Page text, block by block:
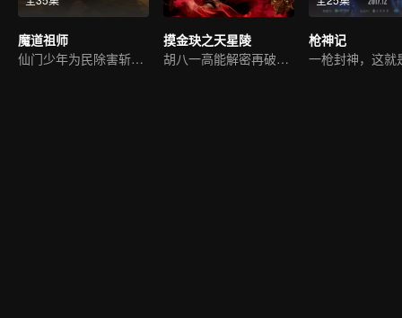
魔道祖师
仙门少年为民除害斩邪祟
摸金玦之天星陵
胡八一高能解密再破险关
枪神记